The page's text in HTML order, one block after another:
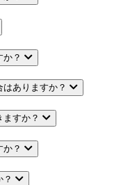
？
ありますか？
すか？
？